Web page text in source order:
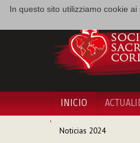
In questo sito utilizziamo cookie
INICIO
NAVEGACIÓN
Noticias 2024